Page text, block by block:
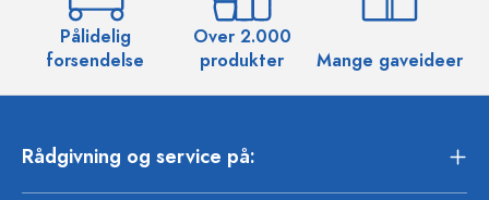
Pålidelig
forsendelse
Over 2.000
produkter
Mange gaveideer
Rådgivning og service på: